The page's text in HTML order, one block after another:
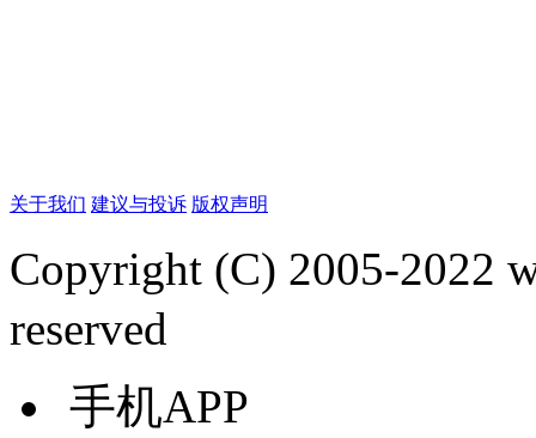
关于我们 建议与投诉 版权声明
Copyright (C) 2005-2022
reserved
手机APP